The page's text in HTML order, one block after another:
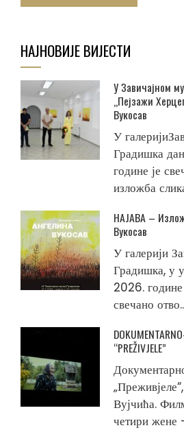
НАЈНОВИЈЕ ВИЈЕСТИ
У Завичајном
„Пејзажи
Вукосав
У
Градишка
године је
изложба
НАЈАВА –
Вукосав
У галерији
Градишка, у
2026.
свечано
“PREŽIVJELE”
Вујчића.
четири жене